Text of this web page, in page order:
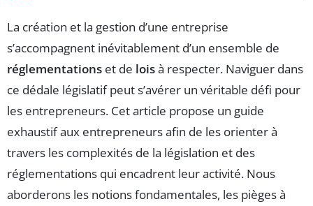
La création et la gestion d’une entreprise
s’accompagnent inévitablement d’un ensemble de
réglementations et de loisà respecter. Naviguer dans
ce dédale législatif peut s’avérer un véritable défi pour
les entrepreneurs. Cet article propose un guide
exhaustif aux entrepreneurs afin de les orienter à
travers les complexités de la législation et des
réglementations qui encadrent leur activité. Nous
aborderons les notions fondamentales, les pièges à